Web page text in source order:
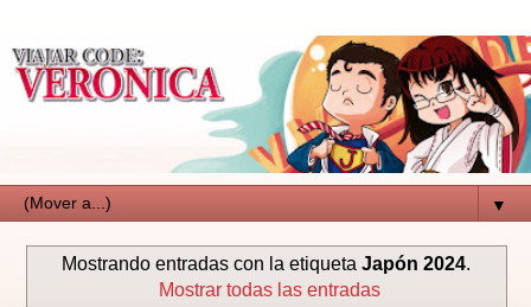
▼
Mostrando entradas con la etiqueta Japón 2024.
Mostrar todas las entradas